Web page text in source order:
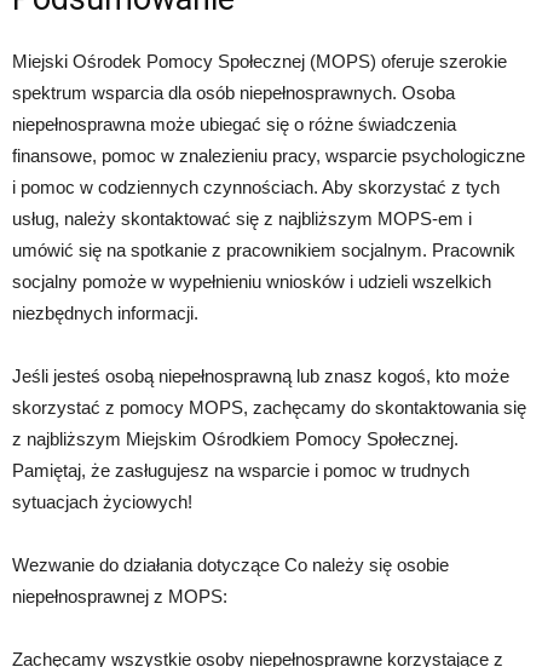
Miejski Ośrodek Pomocy Społecznej (MOPS) oferuje szerokie
spektrum wsparcia dla osób niepełnosprawnych. Osoba
niepełnosprawna może ubiegać się o różne świadczenia
finansowe, pomoc w znalezieniu pracy, wsparcie psychologiczne
i pomoc w codziennych czynnościach. Aby skorzystać z tych
usług, należy skontaktować się z najbliższym MOPS-em i
umówić się na spotkanie z pracownikiem socjalnym. Pracownik
socjalny pomoże w wypełnieniu wniosków i udzieli wszelkich
niezbędnych informacji.
Jeśli jesteś osobą niepełnosprawną lub znasz kogoś, kto może
skorzystać z pomocy MOPS, zachęcamy do skontaktowania się
z najbliższym Miejskim Ośrodkiem Pomocy Społecznej.
Pamiętaj, że zasługujesz na wsparcie i pomoc w trudnych
sytuacjach życiowych!
Wezwanie do działania dotyczące Co należy się osobie
niepełnosprawnej z MOPS:
Zachęcamy wszystkie osoby niepełnosprawne korzystające z